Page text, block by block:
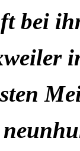
bei